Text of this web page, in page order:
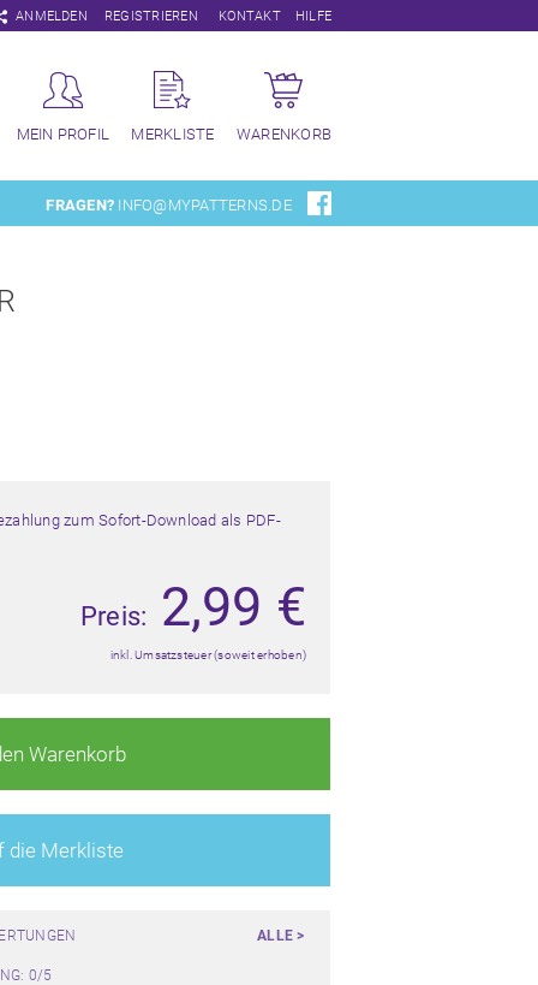
ANMELDEN
Navigation
überspringen
REGISTRIEREN KONTAKT HILFE
MEIN PROFIL MERKLISTE WARENKORB
FRAGEN? INFO@MYPATTERNS.DE
zum Sofort-Download als PDF-
Preis: 2,99 €
inkl. Umsatzsteuer (soweit erhoben)
Warenkorb
die Merkliste
ALLE >
0/5